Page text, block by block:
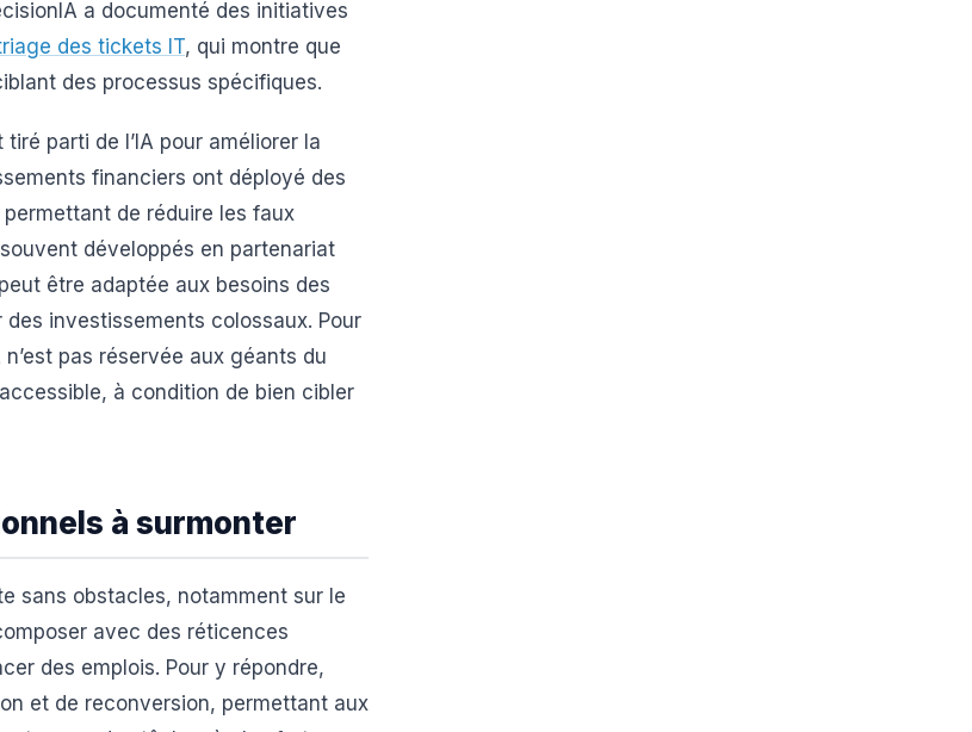
a documenté des initiatives
des tickets IT, qui montre que
des processus spécifiques.
parti de l’IA pour améliorer la
financiers ont déployé des
de réduire les faux
développés en partenariat
être adaptée aux besoins des
investissements colossaux. Pour
pas réservée aux géants du
à condition de bien cibler
à surmonter
sans obstacles, notamment sur le
avec des réticences
des emplois. Pour y répondre,
et de reconversion, permettant aux